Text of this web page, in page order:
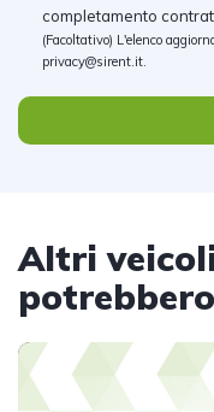
completamento
(Facoltativo) L'elenco
privacy@sirent.it.
Altri